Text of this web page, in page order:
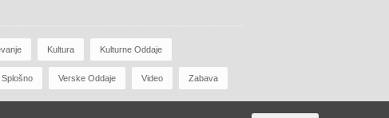
Kultura Kulturne Oddaje
Splošno Verske Oddaje Video Zabava